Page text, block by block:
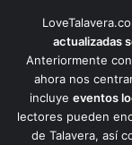
actualizadas
Anteriormente
ahora nos
incluye eventos
lectores pueden
de Talavera, así